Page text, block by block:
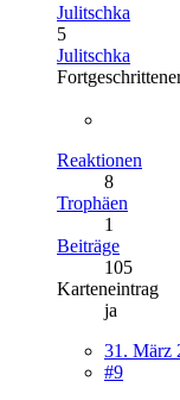
Julitschka
5
Julitschka
Reaktionen
8
Trophäen
1
Beiträge
105
Karteneintrag
ja
31. März
#9